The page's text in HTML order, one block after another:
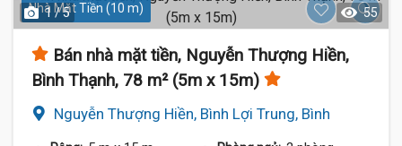
Nhà Mặt Tiền (10 m)
1 / 5 55
Bán nhà mặt tiền, Nguyễn Thượng Hiền,
Bình Thạnh, 78 m² (5m x 15m)
Nguyễn Thượng Hiền, Bình Lợi Trung, Bình